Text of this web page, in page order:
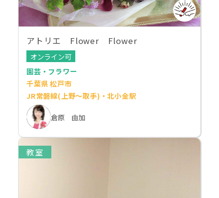
アトリエ Flower Flower
オンライン可
園芸・フラワー
千葉県 松戸市
JR常磐線(上野～取手)・北小金駅
倉原 由加
教室